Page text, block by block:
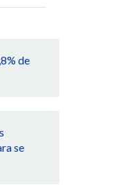
de
se